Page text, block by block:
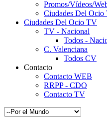
Promos/Vídeos/
Ciudades Del Ocio
Ciudades Del Ocio TV
TV - Nacional
Todos -
C. Valenciana
Todos CV
Contacto
Contacto WEB
RRPP - CDO
Contacto TV